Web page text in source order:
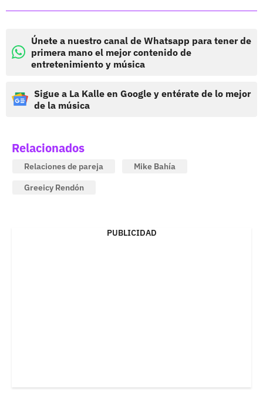
Únete a nuestro canal de Whatsapp para tener de
primera mano el mejor contenido de
entretenimiento y música
Sigue a La Kalle en Google y entérate de lo mejor
de la música
Relacionados
Relaciones de pareja
Mike Bahía
Greeicy Rendón
PUBLICIDAD